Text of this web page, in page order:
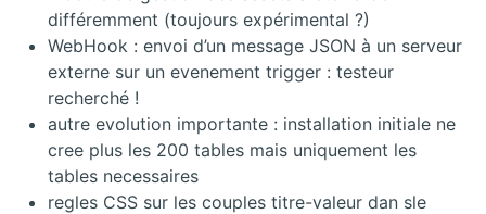
différemment (toujours expérimental ?)
WebHook : envoi d’un message JSON à un serveur
externe sur un evenement trigger : testeur
recherché !
autre evolution importante : installation initiale ne
cree plus les 200 tables mais uniquement les
tables necessaires
regles CSS sur les couples titre-valeur dan sle